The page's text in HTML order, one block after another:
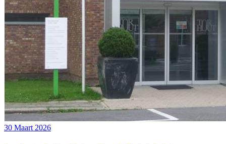
30 Maart 2026